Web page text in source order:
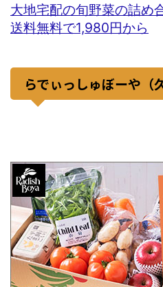
大地宅配の旬野菜の詰め
送料無料で1,980円から
らでぃっしゅぼーや（